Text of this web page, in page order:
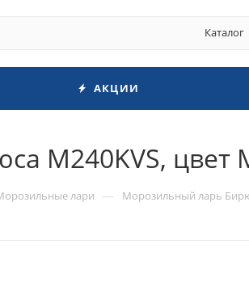
Каталог
АКЦИИ
M240KVS, цвет
лари — Морозильный ларь